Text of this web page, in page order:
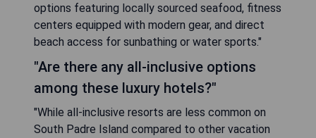
options featuring locally sourced seafood, fitness
centers equipped with modern gear, and direct
beach access for sunbathing or water sports."
"Are there any all-inclusive options
among these luxury hotels?"
"While all-inclusive resorts are less common on
South Padre Island compared to other vacation